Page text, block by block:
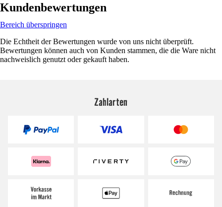
Kundenbewertungen
Bereich überspringen
Die Echtheit der Bewertungen wurde von uns nicht überprüft.
Bewertungen können auch von Kunden stammen, die die Ware nicht
nachweislich genutzt oder gekauft haben.
Zahlarten